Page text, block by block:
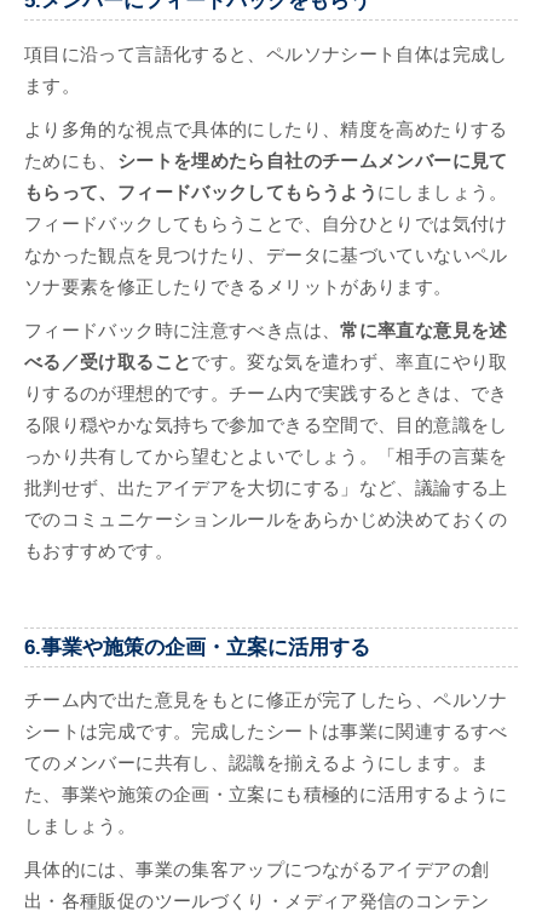
項目に沿って言語化すると、ペルソナシート自体は完成し
ます。
より多角的な視点で具体的にしたり、精度を高めたりする
ためにも、 シートを埋めたら自社のチームメンバーに見て
もらって、フィードバックしてもらうよう にしましょう。
フィードバックしてもらうことで、自分ひとりでは気付け
なかった観点を見つけたり、データに基づいていないペル
ソナ要素を修正したりできるメリットがあります。
フィードバック時に注意すべき点は、常に率直な意見を述
べる／受け取ることです。変な気を遣わず、率直にやり取
りするのが理想的です。チーム内で実践するときは、でき
る限り穏やかな気持ちで参加できる空間で、目的意識をし
っかり共有してから望むとよいでしょう。「相手の言葉を
批判せず、出たアイデアを大切にする」など、議論する上
でのコミュニケーションルールをあらかじめ決めておくの
もおすすめです。
6.事業や施策の企画・立案に活用する
チーム内で出た意見をもとに修正が完了したら、ペルソナ
シートは完成です。完成したシートは事業に関連するすべ
てのメンバーに共有し、認識を揃えるようにします。ま
た、事業や施策の企画・立案にも積極的に活用するように
しましょう。
具体的には、事業の集客アップにつながるアイデアの創
出・各種販促のツールづくり・メディア発信のコンテン